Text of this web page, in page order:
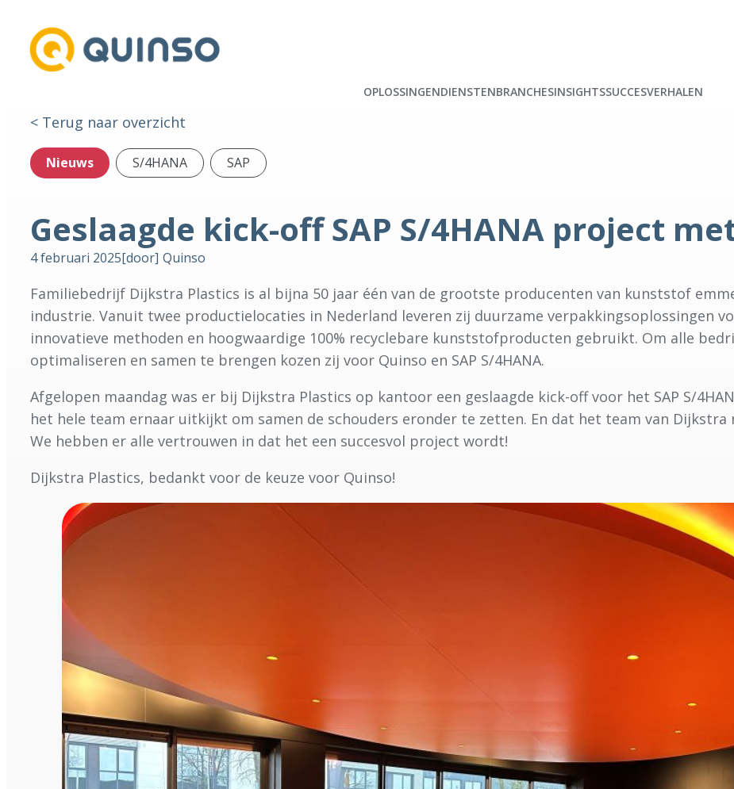
OPLOSSINGENDIENSTENBRANCHESINSIGHTSSUCCESVERHALEN
< Terug naar overzicht
Nieuws S/4HANA SAP
Geslaagde kick-off SAP S/4HANA project
4 februari 2025[door] Quinso
Familiebedrijf Dijkstra Plastics is al bijna 50 jaar één van de grootste producenten van kunststof
industrie. Vanuit twee productielocaties in Nederland leveren zij duurzame verpakkingsoplossingen
innovatieve methoden en hoogwaardige 100% recyclebare kunststofproducten gebruikt. Om alle
optimaliseren en samen te brengen kozen zij voor Quinso en SAP S/4HANA.
Afgelopen maandag was er bij Dijkstra Plastics op kantoor een geslaagde kick-off voor het SAP S/
het hele team ernaar uitkijkt om samen de schouders eronder te zetten. En dat het team van Dijkstra
We hebben er alle vertrouwen in dat het een succesvol project wordt!
Dijkstra Plastics, bedankt voor de keuze voor Quinso!